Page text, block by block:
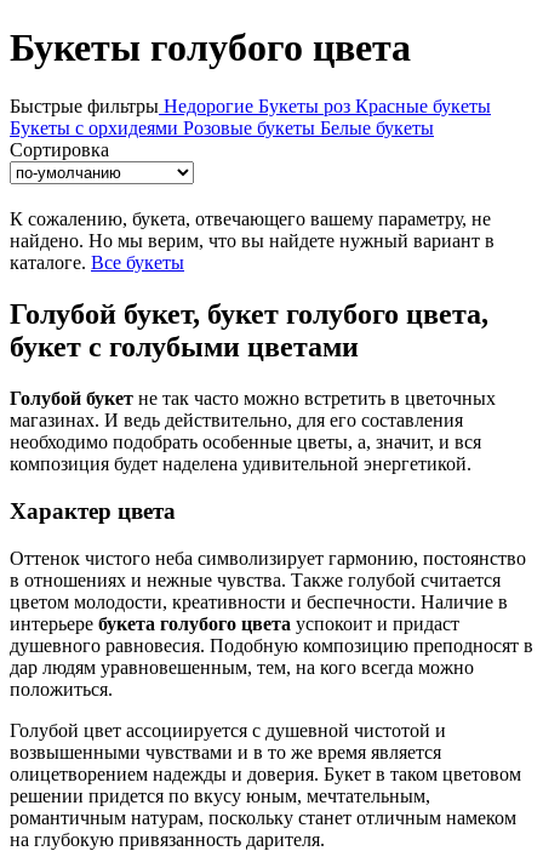
Букеты голубого цвета
Быстрые фильтры Недорогие Букеты роз Красные букеты
Букеты с орхидеями Розовые букеты Белые букеты
Сортировка
К сожалению, букета, отвечающего вашему параметру, не
найдено. Но мы верим, что вы найдете нужный вариант в
каталоге. Все букеты
Голубой букет, букет голубого цвета,
букет с голубыми цветами
Голубой букет не так часто можно встретить в цветочных
магазинах. И ведь действительно, для его составления
необходимо подобрать особенные цветы, а, значит, и вся
композиция будет наделена удивительной энергетикой.
Характер цвета
Оттенок чистого неба символизирует гармонию, постоянство
в отношениях и нежные чувства. Также голубой считается
цветом молодости, креативности и беспечности. Наличие в
интерьере букета голубого цвета успокоит и придаст
душевного равновесия. Подобную композицию преподносят в
дар людям уравновешенным, тем, на кого всегда можно
положиться.
Голубой цвет ассоциируется с душевной чистотой и
возвышенными чувствами и в то же время является
олицетворением надежды и доверия. Букет в таком цветовом
решении придется по вкусу юным, мечтательным,
романтичным натурам, поскольку станет отличным намеком
на глубокую привязанность дарителя.